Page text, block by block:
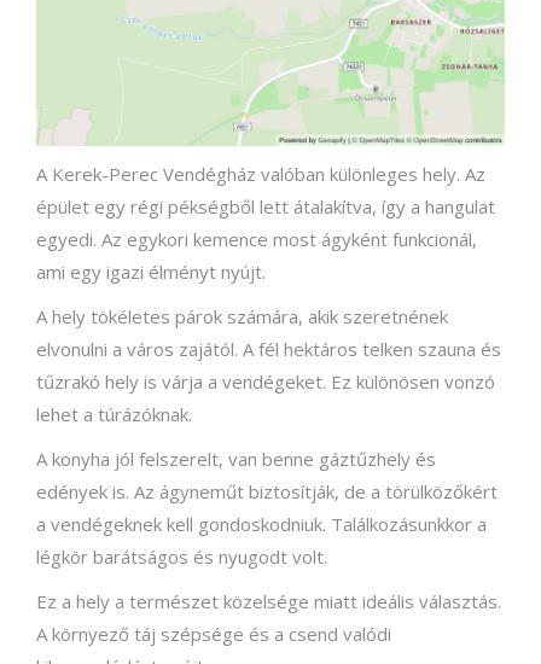
A Kerek-Perec Vendégház valóban különleges hely. Az
épület egy régi pékségből lett átalakítva, így a hangulat
egyedi. Az egykori kemence most ágyként funkcionál,
ami egy igazi élményt nyújt.
A hely tökéletes párok számára, akik szeretnének
elvonulni a város zajától. A fél hektáros telken szauna és
tűzrakó hely is várja a vendégeket. Ez különösen vonzó
lehet a túrázóknak.
A konyha jól felszerelt, van benne gáztűzhely és
edények is. Az ágyneműt biztosítják, de a törülközőkért
a vendégeknek kell gondoskodniuk. Találkozásunkkor a
légkör barátságos és nyugodt volt.
Ez a hely a természet közelsége miatt ideális választás.
A környező táj szépsége és a csend valódi